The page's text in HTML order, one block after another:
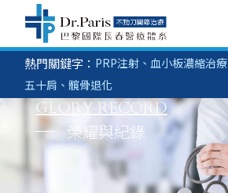
關於巴黎國際
推薦分院
熱門關鍵字： PRP注射 、血小板濃縮治療
五十肩 、髖骨退化
GLORY RECORD
榮耀與紀錄